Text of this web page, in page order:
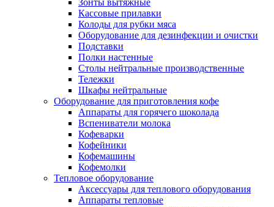
Кассовые прилавки
Колоды для рубки мяса
Оборудование для дезинфекции и очистки
Подставки
Полки настенные
Столы нейтральные производственные
Тележки
Шкафы нейтральные
Оборудование для приготовления кофе
Аппараты для горячего шоколада
Вспениватели молока
Кофеварки
Кофейники
Кофемашины
Кофемолки
Тепловое оборудование
Аксессуары для теплового оборудования
Аппараты тепловые